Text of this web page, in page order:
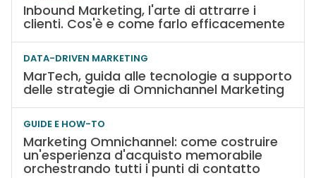
Inbound Marketing, l'arte di attrarre i
clienti. Cos'è e come farlo efficacemente
DATA-DRIVEN MARKETING
MarTech, guida alle tecnologie a supporto
delle strategie di Omnichannel Marketing
GUIDE E HOW-TO
Marketing Omnichannel: come costruire
un'esperienza d'acquisto memorabile
orchestrando tutti i punti di contatto